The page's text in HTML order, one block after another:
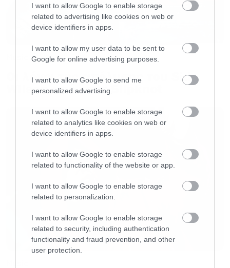
I want to allow Google to enable storage
related to advertising like cookies on web or
device identifiers in apps.
I want to allow my user data to be sent to
Google for online advertising purposes.
I want to allow Google to send me
personalized advertising.
I want to allow Google to enable storage
related to analytics like cookies on web or
device identifiers in apps.
I want to allow Google to enable storage
related to functionality of the website or app.
I want to allow Google to enable storage
related to personalization.
I want to allow Google to enable storage
related to security, including authentication
functionality and fraud prevention, and other
user protection.
απολαύσετε την απόλυτη έκδοση του Alive in
Athens»δήλωσε οJon Schaffer στην
διαφορετικές μορφές των βινυλίων που θα
Burning Times
Pure Evil
Side II
Οι λόγοι της απόλυσης του Sid
Wilson από τους Slipknot